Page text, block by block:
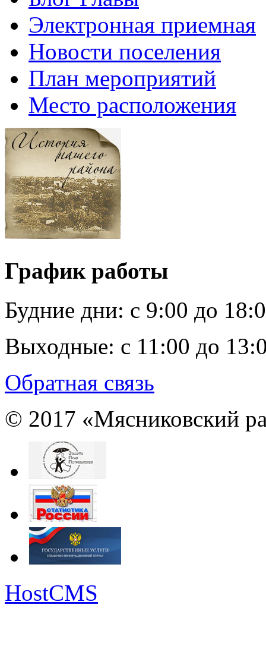
Электронная приемная
Новости поселения
План мероприятий
Место расположения
График работы
Будние дни: c 9:00 до
Выходные: с 11:00 до
Обратная связь
© 2017 «Мясниковский
HostCMS